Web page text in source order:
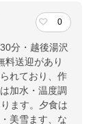
0
分・越後湯沢
料送迎があり
れており、作
加水・温度調
ます。夕食は
美雪ます、な